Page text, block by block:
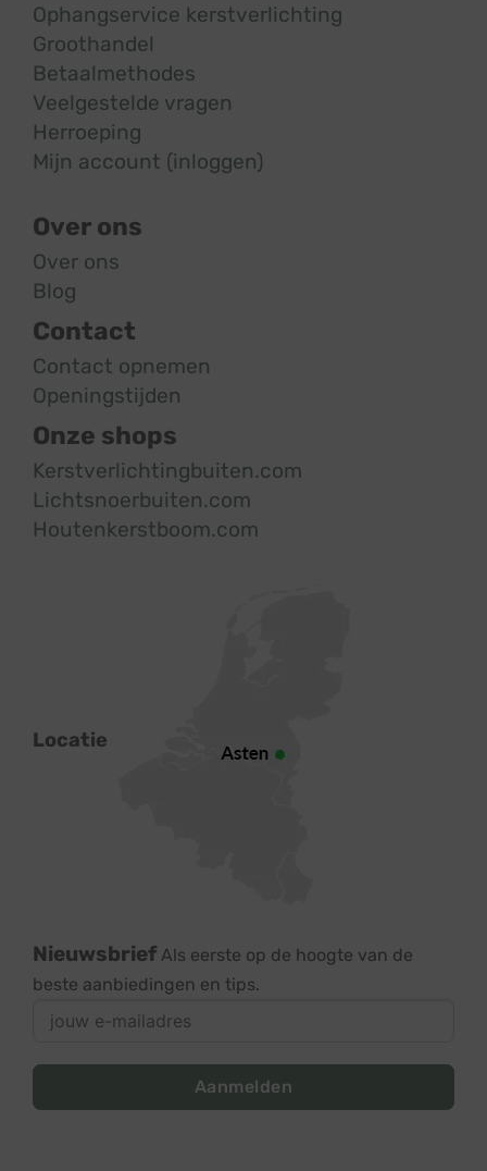
Ophangservice kerstverlichting
Groothandel
Betaalmethodes
Veelgestelde vragen
Herroeping
Mijn account (inloggen)
Over ons
Over ons
Blog
Contact
Contact opnemen
Openingstijden
Onze shops
Kerstverlichtingbuiten.com
Lichtsnoerbuiten.com
Houtenkerstboom.com
Locatie
Nieuwsbrief Als eerste op de hoogte van de
beste aanbiedingen en tips.
Aanmelden